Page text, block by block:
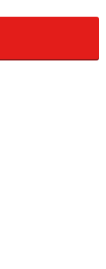
ッと遊ぶとよさ